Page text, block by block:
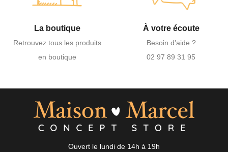
La boutique
Retrouvez tous les produits
en boutique
À votre écoute
Besoin d’aide ?
02 97 89 31 95
Ouvert le lundi de 14h à 19h